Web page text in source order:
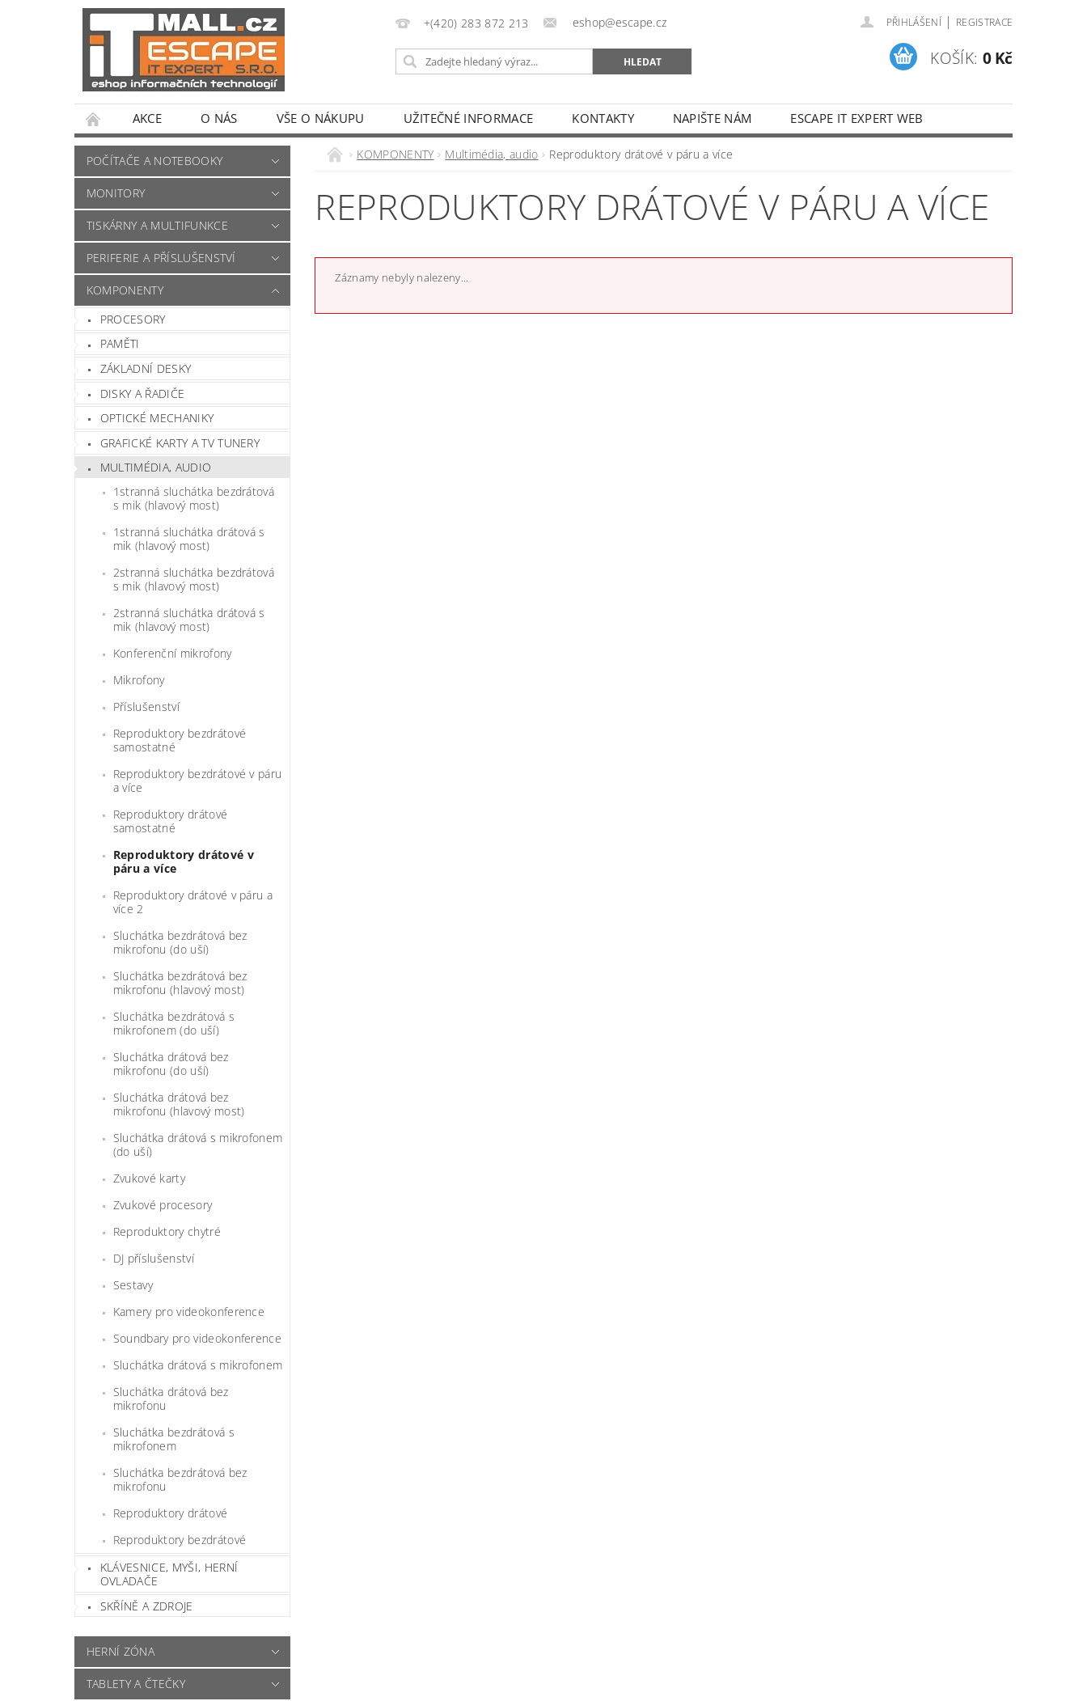
+(420) 283 872 213 eshop@escape.cz PŘIHLÁŠENÍ | REGISTRACE
KOŠÍK: 0 Kč
AKCE O NÁS VŠE O NÁKUPU UŽITEČNÉ INFORMACE KONTAKTY NAPIŠTE NÁM ESCAPE IT EXPERT WEB
POČÍTAČE A NOTEBOOKY
MONITORY
TISKÁRNY A MULTIFUNKCE
PERIFERIE A PŘÍSLUŠENSTVÍ
KOMPONENTY
PROCESORY
PAMĚTI
ZÁKLADNÍ DESKY
DISKY A ŘADIČE
OPTICKÉ MECHANIKY
GRAFICKÉ KARTY A TV TUNERY
MULTIMÉDIA, AUDIO
1stranná sluchátka bezdrátová
s mik (hlavový most)
1stranná sluchátka drátová s
mik (hlavový most)
2stranná sluchátka bezdrátová
s mik (hlavový most)
2stranná sluchátka drátová s
mik (hlavový most)
Konferenční mikrofony
Mikrofony
Příslušenství
Reproduktory bezdrátové
samostatné
Reproduktory bezdrátové v páru
a více
Reproduktory drátové
samostatné
Reproduktory drátové v
páru a více
Reproduktory drátové v páru a
více 2
Sluchátka bezdrátová bez
mikrofonu (do uší)
Sluchátka bezdrátová bez
mikrofonu (hlavový most)
Sluchátka bezdrátová s
mikrofonem (do uší)
Sluchátka drátová bez
mikrofonu (do uší)
Sluchátka drátová bez
mikrofonu (hlavový most)
Sluchátka drátová s mikrofonem
(do uší)
Zvukové karty
Zvukové procesory
Reproduktory chytré
DJ příslušenství
Sestavy
Kamery pro videokonference
Soundbary pro videokonference
Sluchátka drátová s mikrofonem
Sluchátka drátová bez
mikrofonu
Sluchátka bezdrátová s
mikrofonem
Sluchátka bezdrátová bez
mikrofonu
Reproduktory drátové
Reproduktory bezdrátové
KLÁVESNICE, MYŠI, HERNÍ
OVLADAČE
SKŘÍNĚ A ZDROJE
HERNÍ ZÓNA
TABLETY A ČTEČKY
KOMPONENTY Multimédia, audio Reproduktory drátové v páru a více
REPRODUKTORY DRÁTOVÉ V PÁRU A VÍCE
Záznamy nebyly nalezeny...